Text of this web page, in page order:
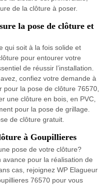
de la clôture à poser.
la pose de clôture et
qui soit à la fois solide et
pour entourer votre
de réussir l’installation.
confiez votre demande à
pour la pose de clôture 76570,
une clôture en bois, en PVC,
pour la pose de grillage.
de clôture gratuit.
à Goupillieres
pose de votre clôture?
pour la réalisation de
cas, rejoignez WP Elagueur
76570 pour vous